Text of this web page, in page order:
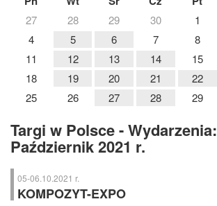
27 28 29 30 1
4
5 6 7 8
11
12 13 14 15
18
19 20 21 22
25
26 27 28 29
Targi w Polsce - Wydarzenia:
Październik 2021 r.
05-06.10.2021 r.
KOMPOZYT-EXPO